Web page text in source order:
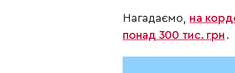
Нагадаємо, на
понад 300 тис. грн .